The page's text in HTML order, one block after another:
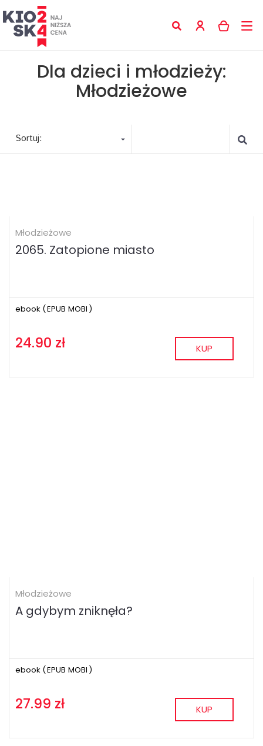
Dla dzieci i młodzieży:
Młodzieżowe
Sortuj:
Młodzieżowe
2065. Zatopione miasto
ebook (EPUB MOBI )
24.90 zł KUP
Młodzieżowe
A gdybym zniknęła?
ebook (EPUB MOBI )
27.99 zł KUP